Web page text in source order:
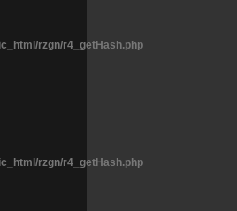
rzgn/r4_getHash.php
rzgn/r4_getHash.php